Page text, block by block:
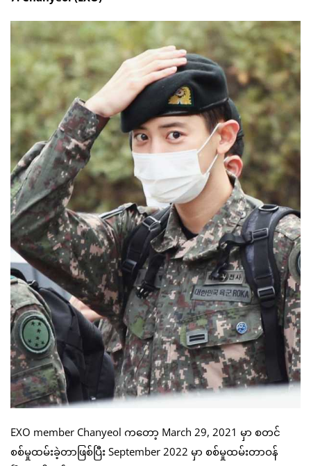
EXO member Chanyeol ကတော့ March 29, 2021 မှာ စတင်
စစ်မှုထမ်းခဲ့တာဖြစ်ပြီး September 2022 မှာ စစ်မှုထမ်းတာဝန်